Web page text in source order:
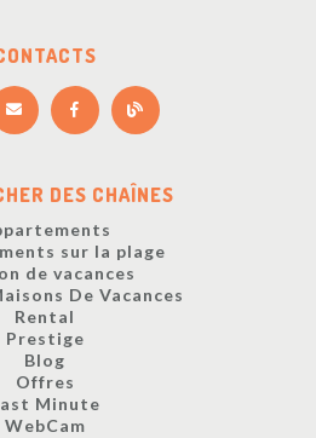
DES CHAÎNES
sur la plage
de vacances
De Vacances
Rental
Prestige
Blog
Offres
Minute
WebCam